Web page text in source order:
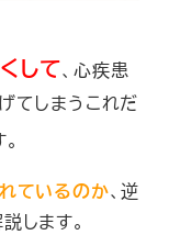
して、心疾患
てしまう これだ
ているのか、逆
します。